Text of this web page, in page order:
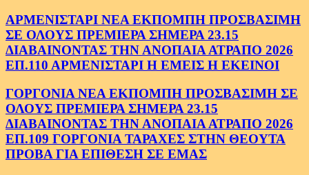
ΑΡΜΕΝΙΣΤΑΡΙ ΝΕΑ ΕΚΠΟΜΠΗ ΠΡΟΣΒΑΣΙΜΗ
ΣΕ ΟΛΟΥΣ ΠΡΕΜΙΕΡΑ ΣΗΜΕΡΑ 23.15
ΔΙΑΒΑΙΝΟΝΤΑΣ ΤΗΝ ΑΝΟΠΑΙΑ ΑΤΡΑΠΟ 2026
ΕΠ.110 ΑΡΜΕΝΙΣΤΑΡΙ Η ΕΜΕΙΣ Η ΕΚΕΙΝΟΙ
ΓΟΡΓΟΝΙΑ ΝΕΑ ΕΚΠΟΜΠΗ ΠΡΟΣΒΑΣΙΜΗ ΣΕ
ΟΛΟΥΣ ΠΡΕΜΙΕΡΑ ΣΗΜΕΡΑ 23.15
ΔΙΑΒΑΙΝΟΝΤΑΣ ΤΗΝ ΑΝΟΠΑΙΑ ΑΤΡΑΠΟ 2026
ΕΠ.109 ΓΟΡΓΟΝΙΑ ΤΑΡΑΧΕΣ ΣΤΗΝ ΘΕΟΥΤΑ
ΠΡΟΒΑ ΓΙΑ ΕΠΙΘΕΣΗ ΣΕ ΕΜΑΣ